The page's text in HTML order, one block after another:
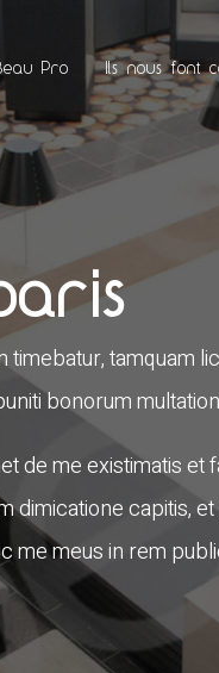
Pro Ils nous font
tamquam
bonorum
de me existimatis
capitis,
me meus in rem